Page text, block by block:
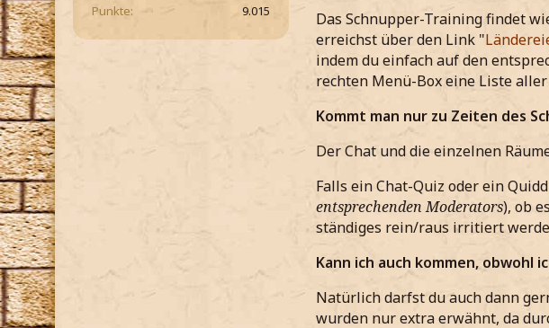
Punkte
9.015
Das Schnupper-Training findet
erreichst über den Link "
indem du einfach auf den
rechten Menü-Box eine Liste
Kommt man nur zu Zeiten des
Der Chat und die einzelnen
Falls ein Chat-Quiz oder ein
entsprechenden Moderators), ob
ständiges rein/raus irritiert
Kann ich auch kommen, obwohl
Natürlich darfst du auch dann
wurden nur extra erwähnt, da